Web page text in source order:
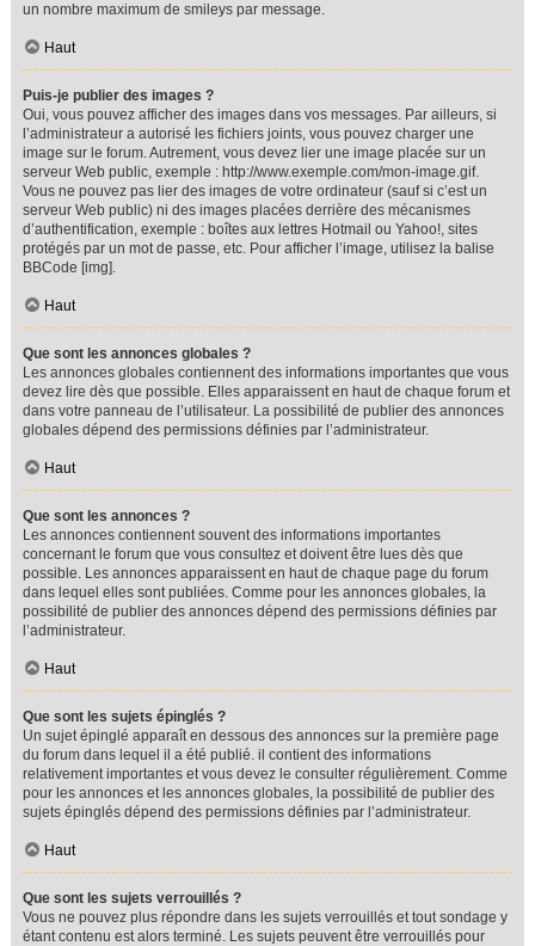
un nombre maximum de smileys par message.
Haut
Puis-je publier des images ?
Oui, vous pouvez afficher des images dans vos messages. Par ailleurs, si
l’administrateur a autorisé les fichiers joints, vous pouvez charger une
image sur le forum. Autrement, vous devez lier une image placée sur un
serveur Web public, exemple : http://www.exemple.com/mon-image.gif.
Vous ne pouvez pas lier des images de votre ordinateur (sauf si c’est un
serveur Web public) ni des images placées derrière des mécanismes
d’authentification, exemple : boîtes aux lettres Hotmail ou Yahoo!, sites
protégés par un mot de passe, etc. Pour afficher l’image, utilisez la balise
BBCode [img].
Haut
Que sont les annonces globales ?
Les annonces globales contiennent des informations importantes que vous
devez lire dès que possible. Elles apparaissent en haut de chaque forum et
dans votre panneau de l’utilisateur. La possibilité de publier des annonces
globales dépend des permissions définies par l’administrateur.
Haut
Que sont les annonces ?
Les annonces contiennent souvent des informations importantes
concernant le forum que vous consultez et doivent être lues dès que
possible. Les annonces apparaissent en haut de chaque page du forum
dans lequel elles sont publiées. Comme pour les annonces globales, la
possibilité de publier des annonces dépend des permissions définies par
l’administrateur.
Haut
Que sont les sujets épinglés ?
Un sujet épinglé apparaît en dessous des annonces sur la première page
du forum dans lequel il a été publié. il contient des informations
relativement importantes et vous devez le consulter régulièrement. Comme
pour les annonces et les annonces globales, la possibilité de publier des
sujets épinglés dépend des permissions définies par l’administrateur.
Haut
Que sont les sujets verrouillés ?
Vous ne pouvez plus répondre dans les sujets verrouillés et tout sondage y
étant contenu est alors terminé. Les sujets peuvent être verrouillés pour